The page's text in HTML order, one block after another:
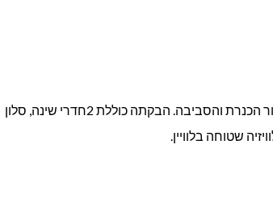
בקתה במיקום נוח מאוד לביקור במספר אתרים ואטרקציות באזור הכנרת והסביבה. הבקתה כוללת 2חדרי שינה, סלון
שטוחה בלוויין.